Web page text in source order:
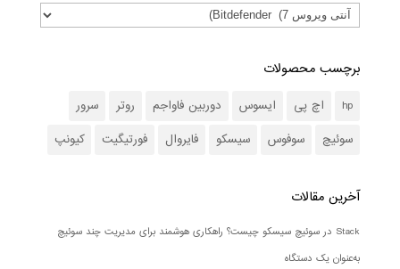
برچسب محصولات
hp اچ پی ایسوس دوربین فاواجم روتر
سرور
سوئیچ
سوفوس سیسکو فایروال فورتیگیت کیونپ
آخرین مقالات
Stack در سوئیچ سیسکو چیست؟ راهکاری هوشمند برای مدیریت چند سوئیچ
به‌عنوان یک دستگاه